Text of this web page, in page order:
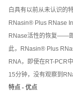
白具有以前从未认识的
RNasin® Plus RNase
RNase活性的恢复——
此，RNasin® Plus
RNA，即使在RT-PCR
15分钟，没有观察到
特点 - 优点